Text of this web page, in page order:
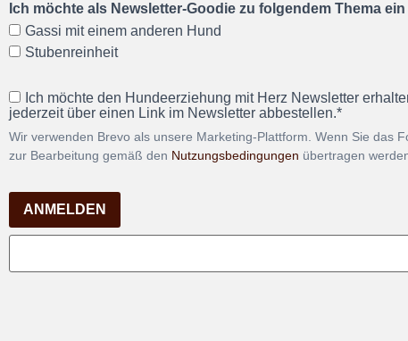
Ich möchte als Newsletter-Goodie zu folgendem Thema
Gassi mit einem anderen Hund
Stubenreinheit
Ich möchte den Hundeerziehung mit Herz Newsletter
jederzeit über einen Link im Newsletter abbestellen.*
Wir verwenden Brevo als unsere Marketing-Plattform. Wenn Sie das
zur Bearbeitung gemäß den Nutzungsbedingungen übertragen
ANMELDEN